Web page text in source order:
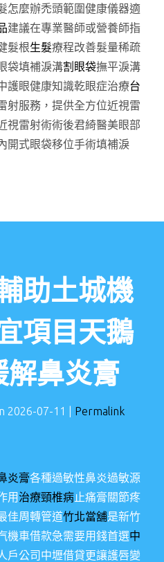
怎麼辦禿頭範圍健康儀器適
建議在專業醫師或營養師指
髮根生髮療程改善髮量稀疏
袋填補淚溝割眼袋撫平淚溝
護眼健康知識乾眼症治療台
射服務，提供全方位近視雷
視雷射術術後君綺醫美眼部
開式眼袋移位手術填補淚
助土城機
項目天鵝
解鼻炎膏
2026-07-11 Permalink
炎膏各種過敏性鼻炎過敏源
用 治療頸椎病止痛膏關節疼
佳周轉管道竹北當舖是新竹
機車借款急需要用錢首選中
戶公司中壢借貸更讓護唇變